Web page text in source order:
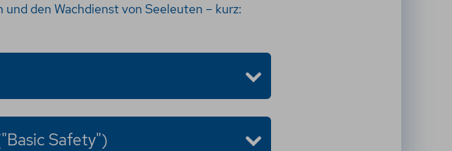
den Wachdienst von Seeleuten – kurz:
Safety")